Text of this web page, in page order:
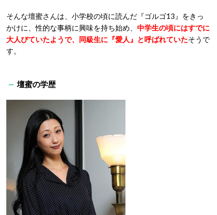
そんな壇蜜さんは、小学校の頃に読んだ『ゴルゴ13』をきっ
かけに、性的な事柄に興味を持ち始め、 中学生の頃にはすでに
大人びていたようで、同級生に『愛人』と呼ばれていたそうで
す。
壇蜜の学歴